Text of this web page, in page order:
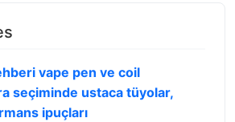
vape pen ve coil
seçiminde ustaca tüyolar,
ipuçları